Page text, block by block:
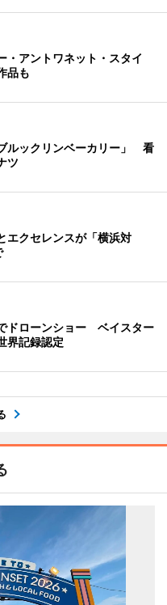
・アントワネット・スタイ
品も
ルックリンベーカリー」 看
ツ
エクセレンスが「横浜対
ドローンショー ベイスター
界記録認定